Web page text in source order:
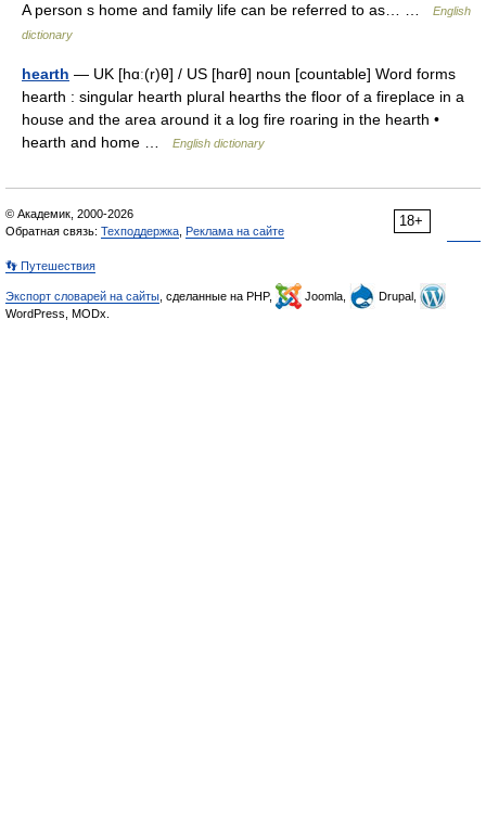
A person s home and family life can be referred to as… …
English
dictionary
hearth — UK [hɑː(r)θ] / US [hɑrθ] noun [countable] Word forms
hearth : singular hearth plural hearths the floor of a fireplace in a
house and the area around it a log fire roaring in the hearth •
hearth and home …
English dictionary
18+
© Академик, 2000-2026
Обратная связь: Техподдержка Реклама на сайте
👣 Путешествия
Экспорт словарей на сайты , сделанные на PHP, Joomla,
Drupal,
WordPress, MODx.